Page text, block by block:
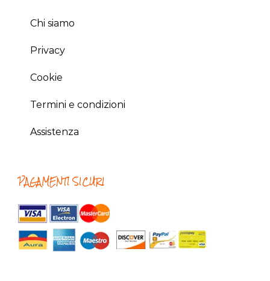
Chi siamo
Privacy
Cookie
Termini e condizioni
Assistenza
PAGAMENTI SICURI